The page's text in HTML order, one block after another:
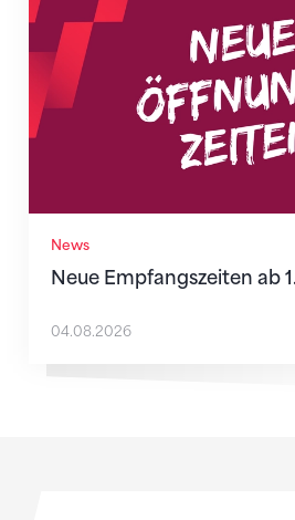
News
Neue Empfangszeiten ab
04.08.2026